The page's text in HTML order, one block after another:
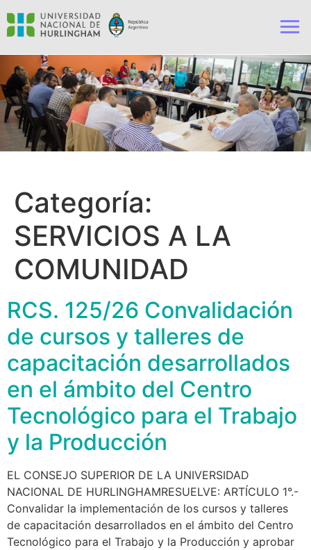
Categoría:
SERVICIOS A LA
COMUNIDAD
RCS. 125/26 Convalidación
de cursos y talleres de
capacitación desarrollados
en el ámbito del Centro
Tecnológico para el Trabajo
y la Producción
EL CONSEJO SUPERIOR DE LA UNIVERSIDAD
NACIONAL DE HURLINGHAMRESUELVE: ARTÍCULO 1°.-
Convalidar la implementación de los cursos y talleres
de capacitación desarrollados en el ámbito del Centro
Tecnológico para el Trabajo y la Producción y aprobar